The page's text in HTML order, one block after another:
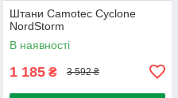
Штани Camotec Cyclone
NordStorm
В наявності
1 185 ₴ 3 592 ₴